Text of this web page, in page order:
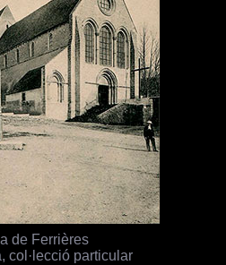
de Ferrières
col·lecció particular